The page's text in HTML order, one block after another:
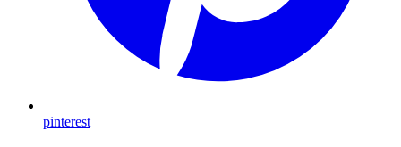
pinterest